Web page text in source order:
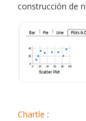
construcción de
Chartle :